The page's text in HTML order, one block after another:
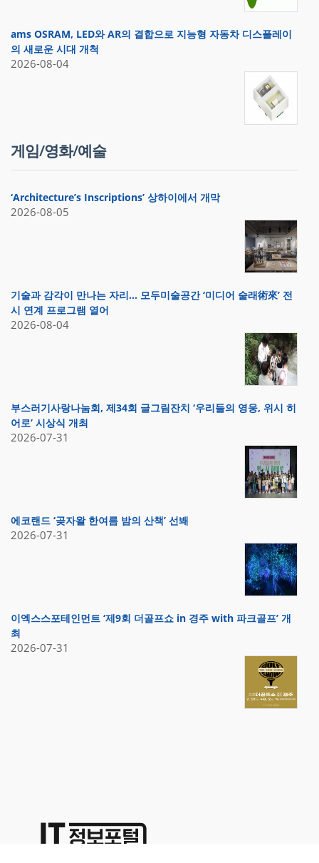
ams OSRAM, LED와 AR의 결합으로 지능형 자동차 디스플레이
의 새로운 시대 개척
2026-08-04
게임/영화/예술
‘Architecture’s Inscriptions’ 상하이에서 개막
2026-08-05
기술과 감각이 만나는 자리… 모두미술공간 ‘미디어 술래術來’ 전
시 연계 프로그램 열어
2026-08-04
부스러기사랑나눔회, 제34회 글그림잔치 ‘우리들의 영웅, 위시 히
어로’ 시상식 개최
2026-07-31
에코랜드 ‘곶자왈 한여름 밤의 산책’ 선봬
2026-07-31
이엑스스포테인먼트 ‘제9회 더골프쇼 in 경주 with 파크골프’ 개
최
2026-07-31